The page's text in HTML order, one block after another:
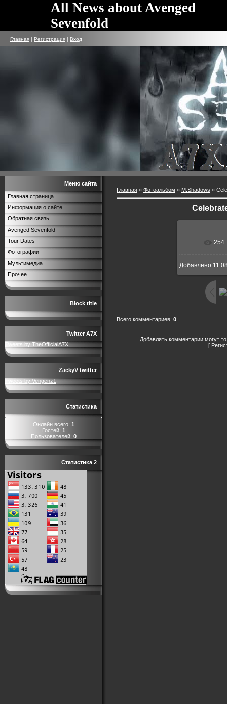
All News about Avenged
Sevenfold
Главная | Регистрация | Вход
Меню сайта
Главная страница
Информация о сайте
Обратная связь
Avenged Sevenfold
Tour Dates
Фотографии
Мультимедиа
Прочее
Block title
Twitter A7X
Tweets by TheOfficialA7X
ZackyV twitter
Tweets by Vengenz1
Статистика
Онлайн всего: 1
Гостей: 1
Пользователей: 0
Статистика 2
Главная » Фотоальбом » M.Shadows »
В 254
Добавлено
Всего комментариев: 0
Добавлять комментарии могут
[